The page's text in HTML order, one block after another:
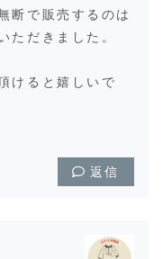
断で販売するのは
ただきました。
けると嬉しいで
返信